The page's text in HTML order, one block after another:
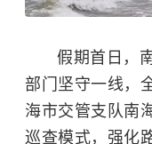
假期首日，
部门坚守一线，
海市交管支队南
巡查模式，强化